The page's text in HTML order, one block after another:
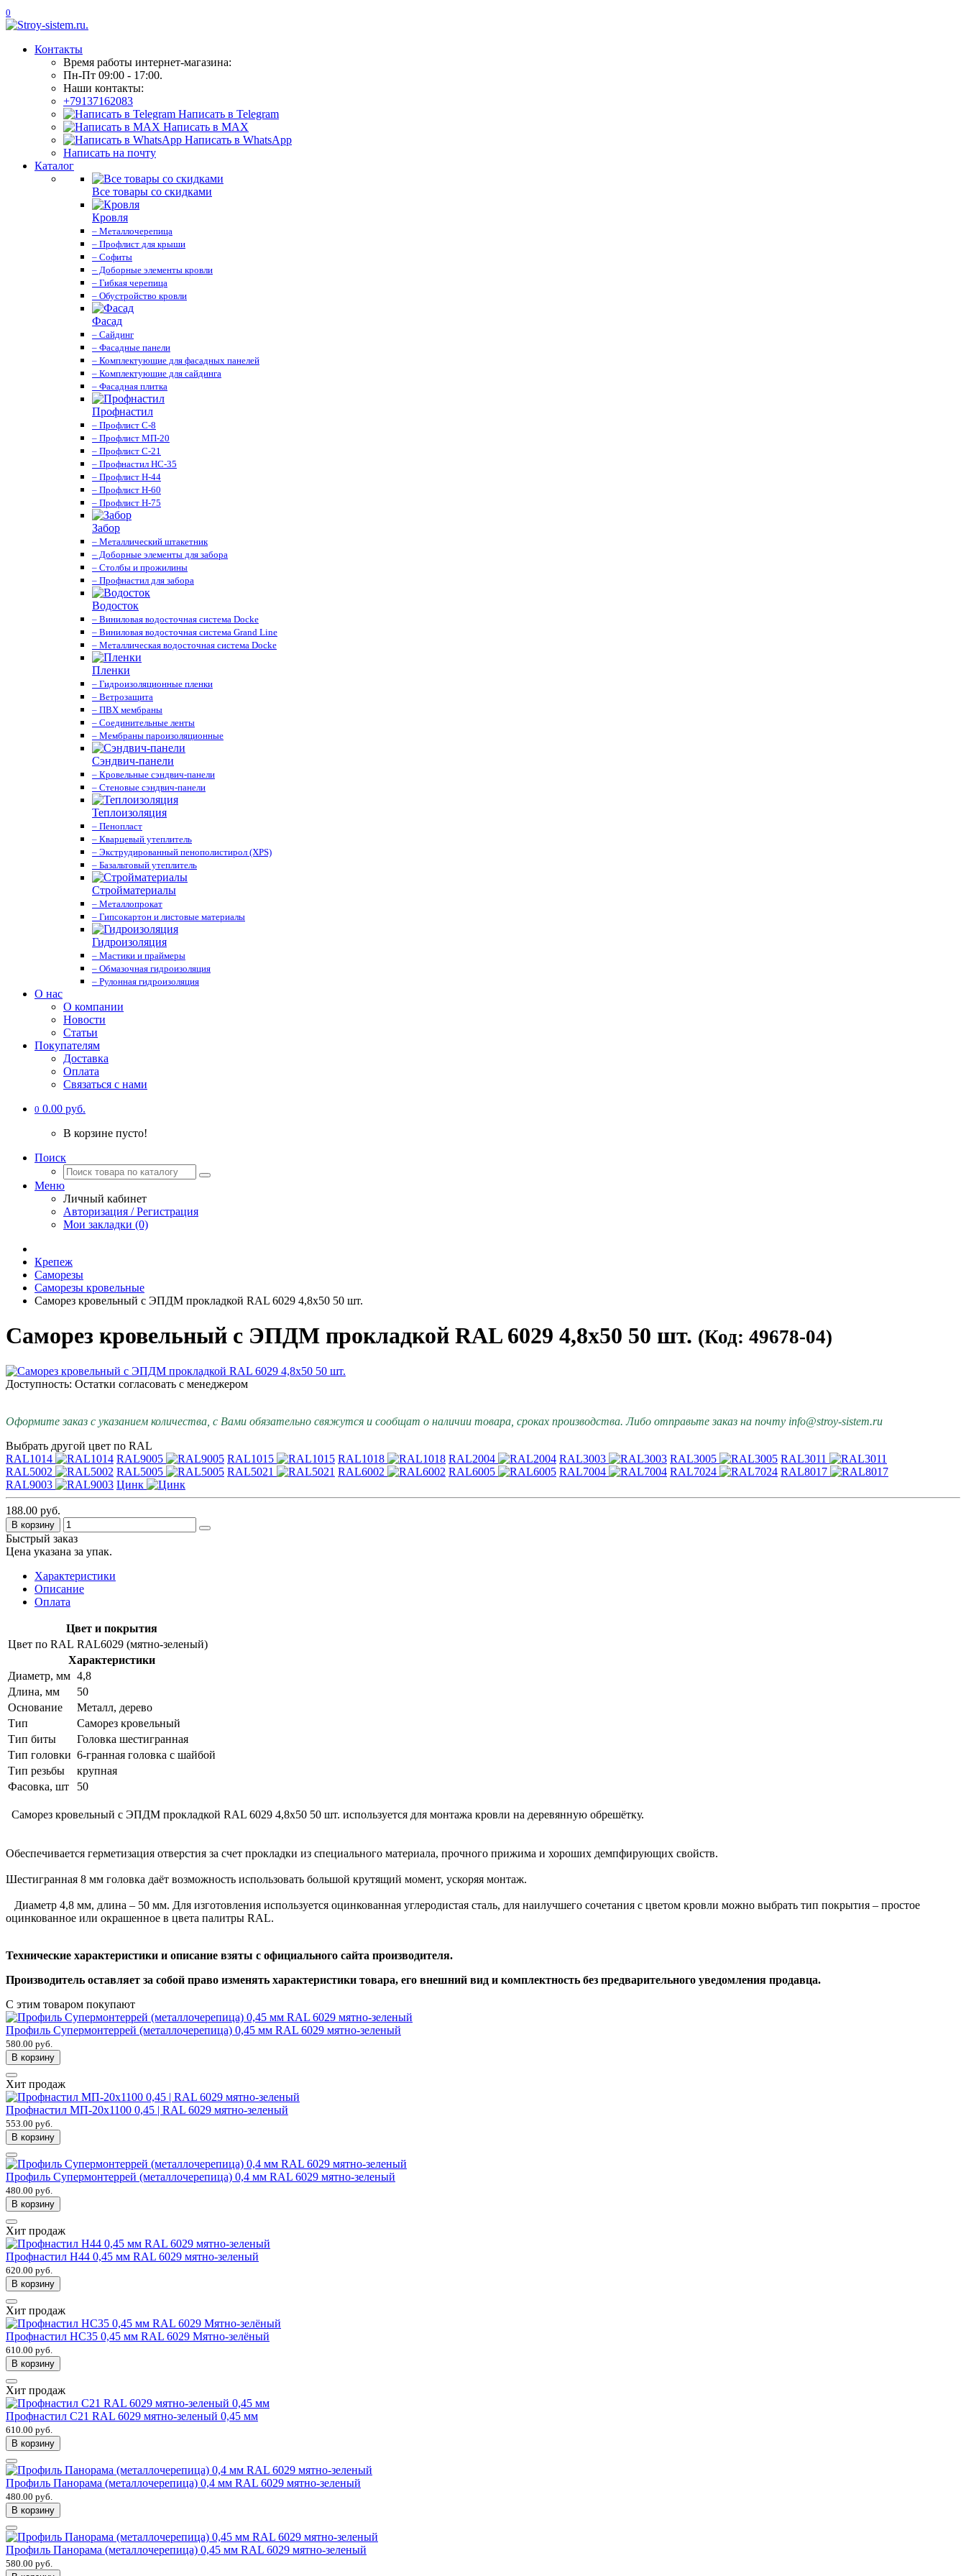
0
Контакты
Время работы интернет-магазина:
Пн-Пт 09:00 - 17:00.
Наши контакты:
+79137162083
Написать в Telegram
Написать в MAX
Написать в WhatsApp
Написать на почту
Каталог
Все товары со скидками
Кровля
– Металлочерепица
– Профлист для крыши
– Софиты
– Доборные элементы кровли
– Гибкая черепица
– Обустройство кровли
Фасад
– Сайдинг
– Фасадные панели
– Комплектующие для фасадных панелей
– Комплектующие для сайдинга
– Фасадная плитка
Профнастил
– Профлист С-8
– Профлист МП-20
– Профлист С-21
– Профнастил НС-35
– Профлист Н-44
– Профлист Н-60
– Профлист Н-75
Забор
– Металлический штакетник
– Доборные элементы для забора
– Столбы и прожилины
– Профнастил для забора
Водосток
– Виниловая водосточная система Docke
– Виниловая водосточная система Grand Line
– Металлическая водосточная система Docke
Пленки
– Гидроизоляционные пленки
– Ветрозащита
– ПВХ мембраны
– Соединительные ленты
– Мембраны пароизоляционные
Сэндвич-панели
– Кровельные сэндвич-панели
– Стеновые сэндвич-панели
Теплоизоляция
– Пенопласт
– Кварцевый утеплитель
– Экструдированный пенополистирол (XPS)
– Базальтовый утеплитель
Стройматериалы
– Металлопрокат
– Гипсокартон и листовые материалы
Гидроизоляция
– Мастики и праймеры
– Обмазочная гидроизоляция
– Рулонная гидроизоляция
О нас
О компании
Новости
Статьи
Покупателям
Доставка
Оплата
Связаться с нами
0 0.00 руб.
В корзине пусто!
Поиск
Меню
Личный кабинет
Авторизация / Регистрация
Мои закладки (0)
Крепеж
Саморезы
Саморезы кровельные
Саморез кровельный с ЭПДМ прокладкой RAL 6029 4,8х50 50 шт.
Саморез кровельный с ЭПДМ прокладкой RAL 6029 4,8х50 50 шт. (Код: 49678-04)
Доступность: Остатки согласовать с менеджером
Оформите заказ с указанием количества, с Вами обязательно свяжутся и сообщат о наличии товара, сроках производства. Либо отправьте заказ на почту info@stroy-sistem.ru
Выбрать другой цвет по RAL
RAL1014
RAL9005 RAL1015 RAL1018 RAL2004 RAL3003 RAL3005
RAL3011
RAL5002
RAL5005 RAL5021 RAL6002 RAL6005 RAL7004 RAL7024
RAL8017
RAL9003
Цинк
188.00 руб.
В корзину
Быстрый заказ
Цена указана за упак.
Характеристики
Описание
Оплата
Цвет и покрытия
Цвет по RAL RAL6029 (мятно-зеленый)
Характеристики
Диаметр, мм 4,8
Длина, мм
50
Основание
Металл, дерево
Тип
Саморез кровельный
Тип биты
Головка шестигранная
Тип головки 6-гранная головка с шайбой
Тип резьбы
крупная
Фасовка, шт
50
Саморез кровельный с ЭПДМ прокладкой RAL 6029 4,8х50 50 шт. используется для монтажа кровли на деревянную обрешётку.
Обеспечивается герметизация отверстия за счет прокладки из специального материала, прочного прижима и хороших демпфирующих свойств.
Шестигранная 8 мм головка даёт возможность использовать большой крутящий момент, ускоряя монтаж.
Диаметр 4,8 мм, длина – 50 мм. Для изготовления используется оцинкованная углеродистая сталь, для наилучшего сочетания с цветом кровли можно выбрать тип покрытия – простое
оцинкованное или окрашенное в цвета палитры RAL.
Технические характеристики и описание взяты с официального сайта производителя.
Производитель оставляет за собой право изменять характеристики товара, его внешний вид и комплектность без предварительного уведомления продавца.
С этим товаром покупают
Профиль Супермонтеррей (металлочерепица) 0,45 мм RAL 6029 мятно-зеленый
580.00 руб.
В корзину
Хит продаж
Профнастил МП-20х1100 0,45 | RAL 6029 мятно-зеленый
553.00 руб.
В корзину
Профиль Супермонтеррей (металлочерепица) 0,4 мм RAL 6029 мятно-зеленый
480.00 руб.
В корзину
Хит продаж
Профнастил Н44 0,45 мм RAL 6029 мятно-зеленый
620.00 руб.
В корзину
Хит продаж
Профнастил НС35 0,45 мм RAL 6029 Мятно-зелёный
610.00 руб.
В корзину
Хит продаж
Профнастил С21 RAL 6029 мятно-зеленый 0,45 мм
610.00 руб.
В корзину
Профиль Панорама (металлочерепица) 0,4 мм RAL 6029 мятно-зеленый
480.00 руб.
В корзину
Профиль Панорама (металлочерепица) 0,45 мм RAL 6029 мятно-зеленый
580.00 руб.